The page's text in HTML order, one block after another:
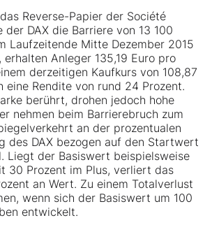
Reverse-Papier der Société
der DAX die Barriere von 13 100
Laufzeitende Mitte Dezember 2015
Anleger 135,19 Euro pro
derzeitigen Kaufkurs von 108,87
eine Rendite von rund 24 Prozent.
berührt, drohen jedoch hohe
nehmen beim Barrierebruch zum
an der prozentualen
des DAX bezogen auf den Startwert
Liegt der Basiswert beispielsweise
30 Prozent im Plus, verliert das
an Wert. Zu einem Totalverlust
wenn sich der Basiswert um 100
entwickelt.